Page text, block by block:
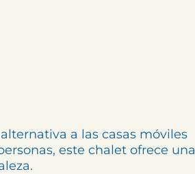
a las casas móviles
este chalet ofrece una